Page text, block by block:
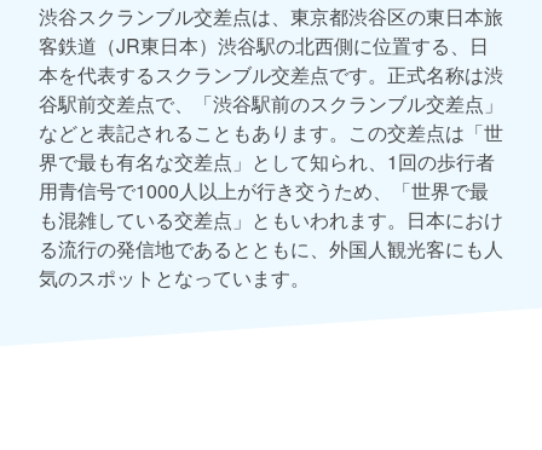
渋谷スクランブル交差点は、東京都渋谷区の東日本旅
客鉄道（JR東日本）渋谷駅の北西側に位置する、日
本を代表するスクランブル交差点です。正式名称は渋
谷駅前交差点で、「渋谷駅前のスクランブル交差点」
などと表記されることもあります。この交差点は「世
界で最も有名な交差点」として知られ、1回の歩行者
用青信号で1000人以上が行き交うため、「世界で最
も混雑している交差点」ともいわれます。日本におけ
る流行の発信地であるとともに、外国人観光客にも人
気のスポットとなっています。